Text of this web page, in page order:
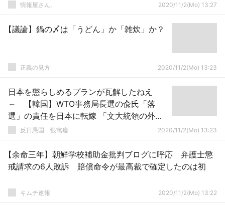
情報屋さん。 2020/11/2(Mo) 13:27
【議論】鍋の〆は「うどん」か「雑炊」か？
正義の見方 2020/11/2(Mo) 13:23
日本を懲らしめるプランが瓦解したねえ
～ 【韓国】WTO事務局長選の兪氏「落
選」の責任を日本に転嫁 「文大統領の外交
力のなさの結果。韓国は支持しなかった国
反日愚国 恨寓瘻 2020/11/2(Mo) 13:23
【余命三年】朝鮮学校補助金批判ブログに呼応 弁護士懲
戒請求の6人敗訴 賠償命令が最高裁で確定したのは初
キムチ速報 2020/11/2(Mo) 13:22